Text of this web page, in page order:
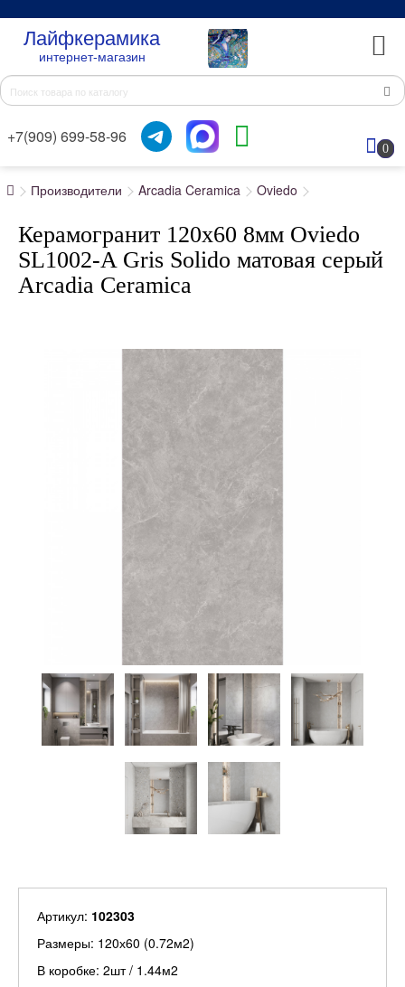
Лайфкерамика
интернет-магазин
+7(909) 699-58-96
0
Производители Arcadia Ceramica Oviedo
Керамогранит 120x60 8мм Oviedo
SL1002-A Gris Solido матовая серый
Arcadia Ceramica
Артикул: 102303
Размеры: 120х60 (0.72м2)
В коробке: 2шт / 1.44м2